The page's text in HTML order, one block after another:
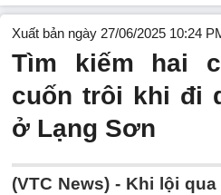
Xuất bản ngày 27/06/2025 10:24
Tìm kiếm hai
cuốn trôi khi đi
ở Lạng Sơn
(VTC News) - Khi lội qua